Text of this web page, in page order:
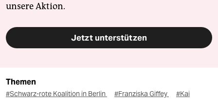
unsere Aktion.
Jetzt unterstützen
Themen
#Schwarz-rote Koalition in Berlin #Franziska Giffey
#Kai